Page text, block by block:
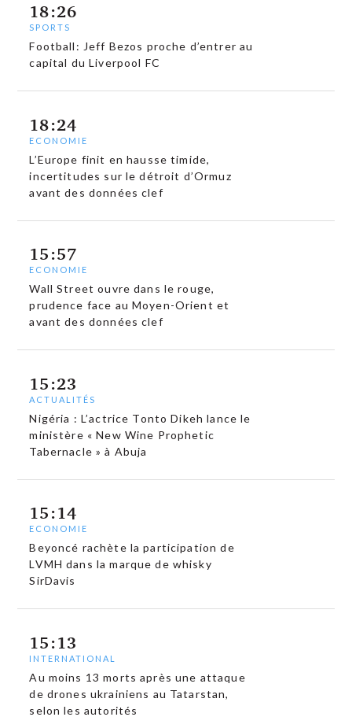
18:26
SPORTS
Football: Jeff Bezos proche d’entrer au
capital du Liverpool FC
18:24
ECONOMIE
L’Europe finit en hausse timide,
incertitudes sur le détroit d’Ormuz
avant des données clef
15:57
ECONOMIE
Wall Street ouvre dans le rouge,
prudence face au Moyen-Orient et
avant des données clef
15:23
ACTUALITÉS
Nigéria : L’actrice Tonto Dikeh lance le
ministère « New Wine Prophetic
Tabernacle » à Abuja
15:14
ECONOMIE
Beyoncé rachète la participation de
LVMH dans la marque de whisky
SirDavis
15:13
INTERNATIONAL
Au moins 13 morts après une attaque
de drones ukrainiens au Tatarstan,
selon les autorités